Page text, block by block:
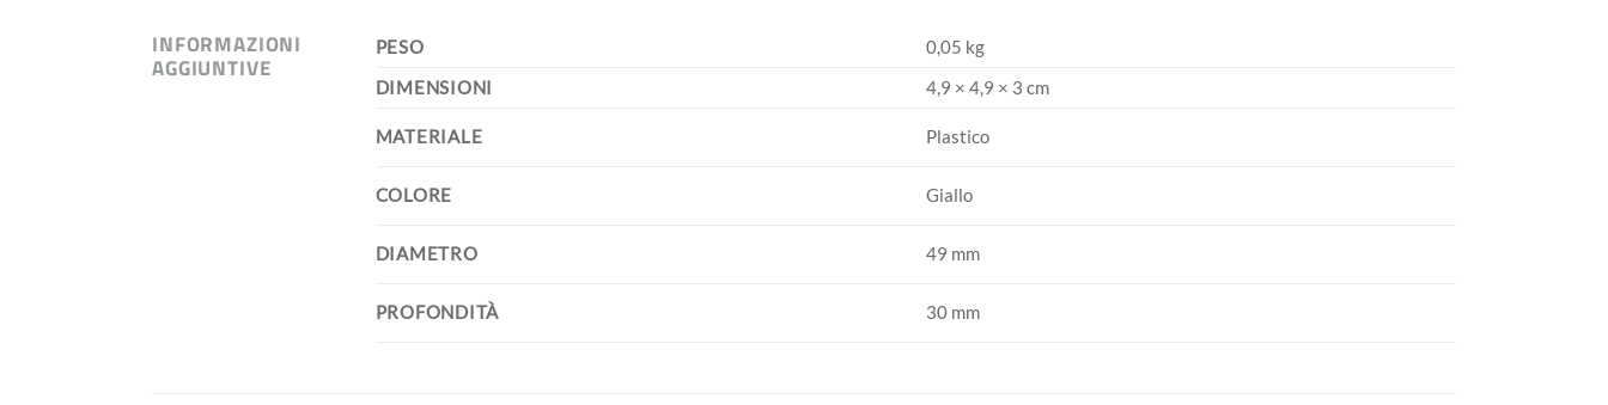
INFORMAZIONI
AGGIUNTIVE
PESO
0,05 kg
DIMENSIONI
4,9 × 4,9 × 3 cm
MATERIALE Plastico
COLORE Giallo
DIAMETRO 49 mm
PROFONDITÀ 30 mm